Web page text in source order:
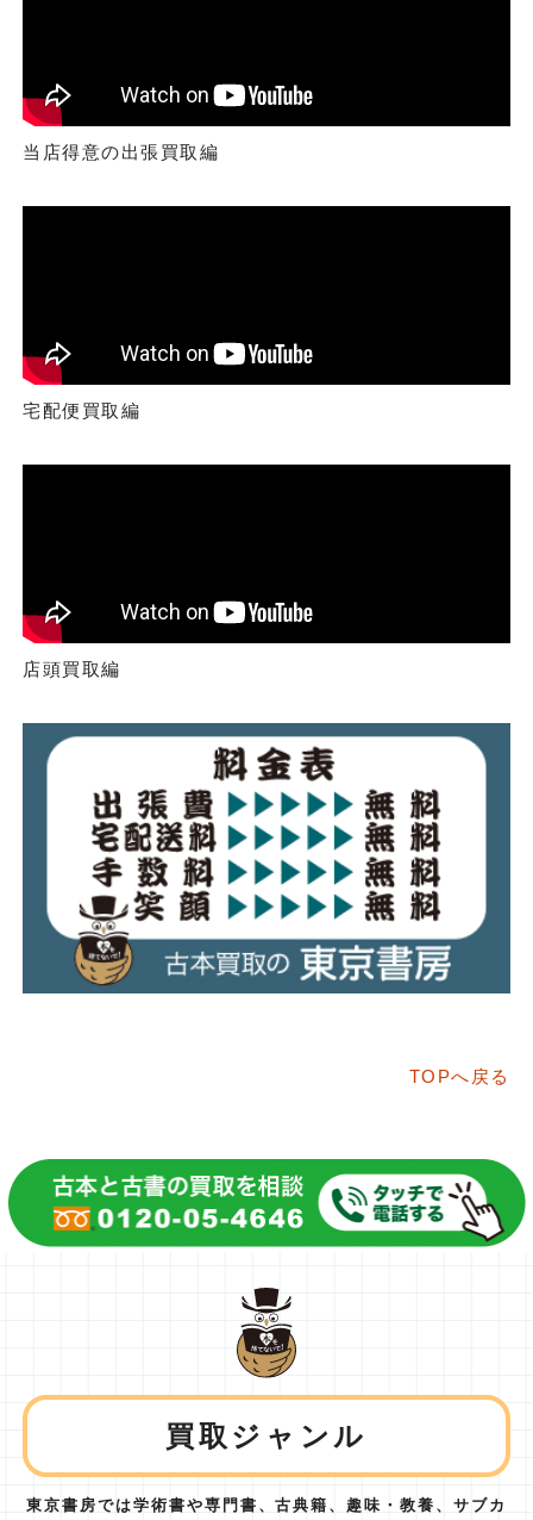
当店得意の出張買取編
宅配便買取編
店頭買取編
TOPへ戻る
買取ジャンル
東京書房では学術書や専門書、古典籍、趣味・教養、サブカ